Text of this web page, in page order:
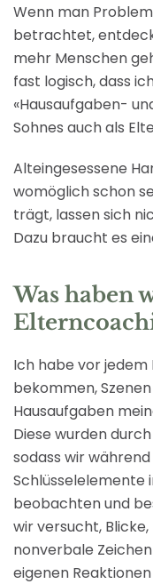
Wenn man
betrachtet,
mehr Menschen
fast logisch, dass
«Hausaufgaben-
Sohnes auch als
Alteingesessene
womöglich schon
trägt, lassen sich
Dazu braucht es
Was haben
Ich habe vor
bekommen,
Hausaufgaben
Diese wurden
sodass wir
Schlüsselelemente
beobachten und
wir versucht,
nonverbale
eigenen